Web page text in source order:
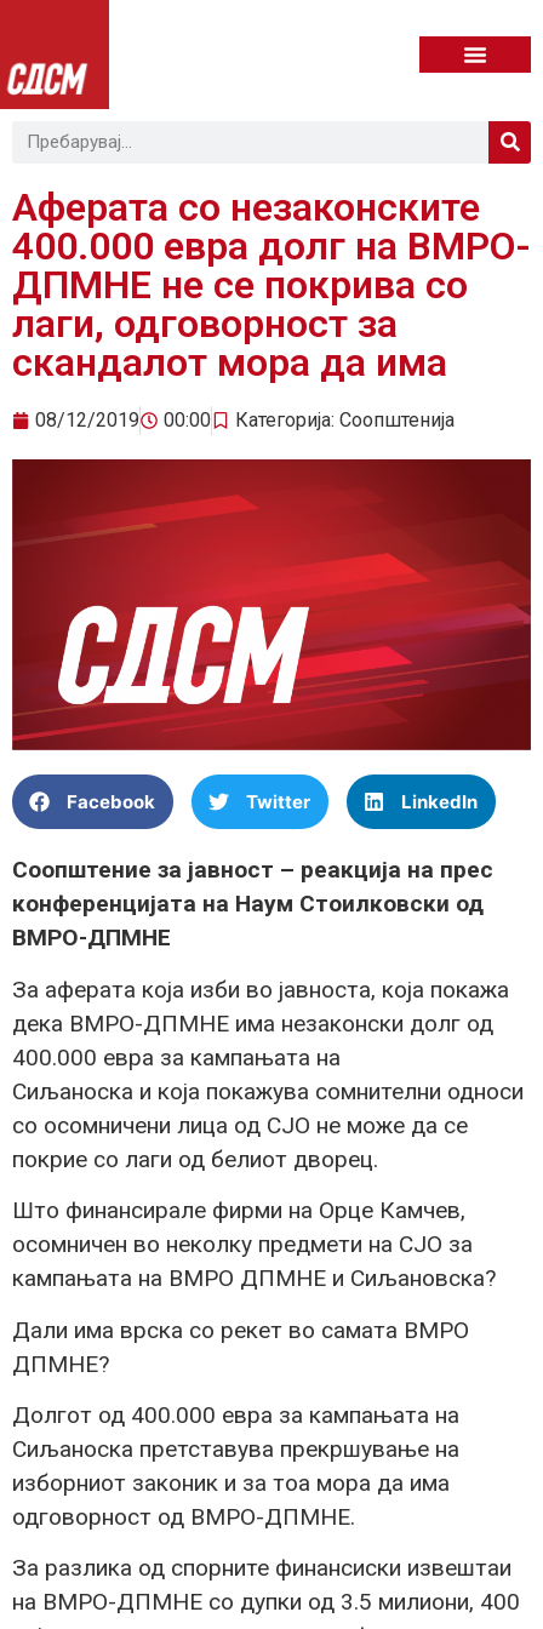
Аферата со незаконските
400.000 евра долг на ВМРО-
ДПМНЕ не се покрива со
лаги, одговорност за
скандалот мора да има
08/12/2019 00:00 Категорија: Соопштенија
Facebook Twitter LinkedIn
Соопштение за јавност – реакција на прес
конференцијата на Наум Стоилковски од
ВМРО-ДПМНЕ
За аферата која изби во јавноста, која покажа
дека ВМРО-ДПМНЕ има незаконски долг од
400.000 евра за кампањата на
Сиљаноска и која покажува сомнителни односи
со осомничени лица од СЈО не може да се
покрие со лаги од белиот дворец.
Што финансирале фирми на Орце Камчев,
осомничен во неколку предмети на СЈО за
кампањата на ВМРО ДПМНЕ и Сиљановска?
Дали има врска со рекет во самата ВМРО
ДПМНЕ?
Долгот од 400.000 евра за кампањата на
Сиљаноска претставува прекршување на
изборниот законик и за тоа мора да има
одговорност од ВМРО-ДПМНЕ.
За разлика од спорните финансиски извештаи
на ВМРО-ДПМНЕ со дупки од 3.5 милиони, 400